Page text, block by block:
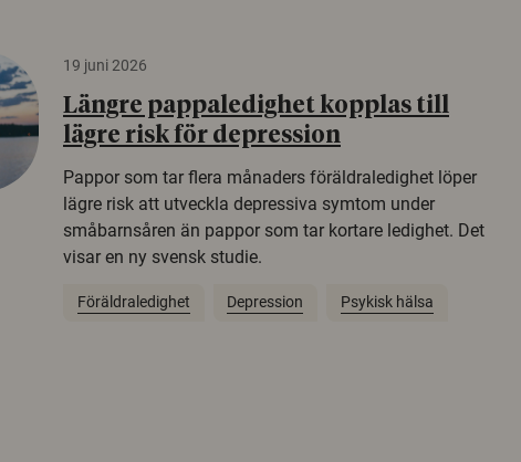
19 juni 2026
Längre pappaledighet kopplas till
lägre risk för depression
Pappor som tar flera månaders föräldraledighet löper
lägre risk att utveckla depressiva symtom under
småbarnsåren än pappor som tar kortare ledighet. Det
visar en ny svensk studie.
Föräldraledighet Depression Psykisk hälsa